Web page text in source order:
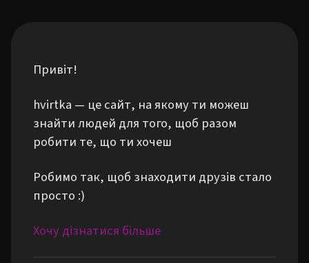
Привіт!
hvirtka — це сайт, на якому ти можеш
знайти людей для того, щоб разом
робити те, що ти хочеш
Робимо так, щоб знаходити друзів стало
просто :)
Хочу дізнатися більше